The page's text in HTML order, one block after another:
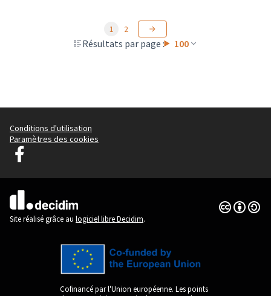
Résultats par page : 100
1 2
Conditions d'utilisation
Paramètres des cookies
Graz Gemeinsam Gestalten sur Facebook
(Lien externe)
Site réalisé grâce au logiciel libre Decidim.
Licence
(Lien
Cofinancé par l'Union européenne. Les points